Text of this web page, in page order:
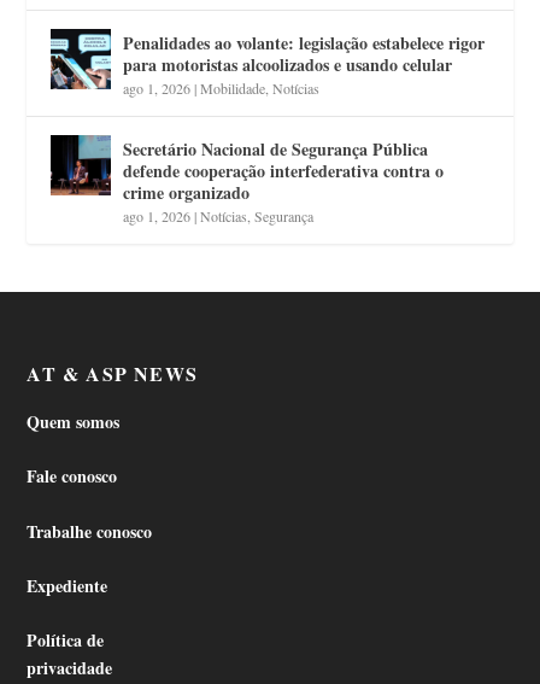
Penalidades ao volante: legislação estabelece rigor
para motoristas alcoolizados e usando celular
ago 1, 2026|Mobilidade ,Notícias
Secretário Nacional de Segurança Pública
defende cooperação interfederativa contra o
crime organizado
ago 1, 2026|Notícias ,Segurança
AT & ASP NEWS
Quem somos
Fale conosco
Trabalhe conosco
Expediente
Política de
privacidade